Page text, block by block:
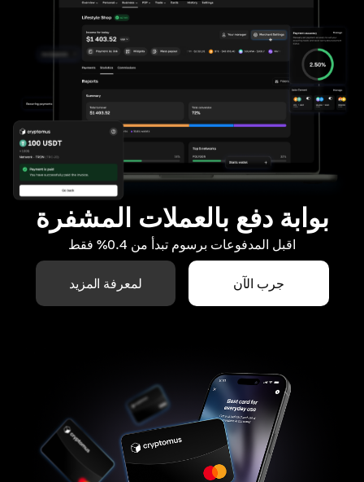
بوابة دفع بالعملات المشفرة
اقبل المدفوعات برسوم تبدأ من 0.4% فقط
جرب الآن لمعرفة المزيد